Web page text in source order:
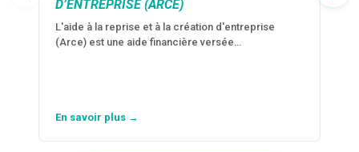
D’ENTREPRISE (ARCE)
L'aide à la reprise et à la création d'entreprise
(Arce) est une aide financière versée…
En savoir plus →